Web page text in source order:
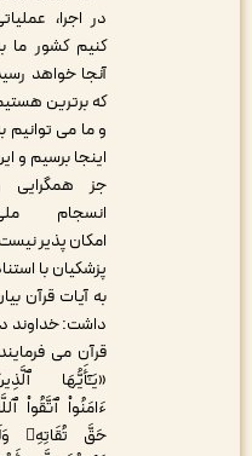
در اجرا، عملیاتی
کنیم کشور ما به
آنجا خواهد رسید
که برترین هستیم
و ما می توانیم به
اینجا برسیم و این
جز همگرایی و
انسجام ملی
امکان پذیر نیست.
پزشکیان با استناد
به آیات قرآن بیان
داشت: خداوند در
قرآن می فرمایند:
«یَـٰٓأَیُّهَا ٱلَّذِینَ
ءَامَنُواْ ٱتَّقُواْ ٱللَّهَ
حَقَّ تُقَاتِهِۦ وَلَا